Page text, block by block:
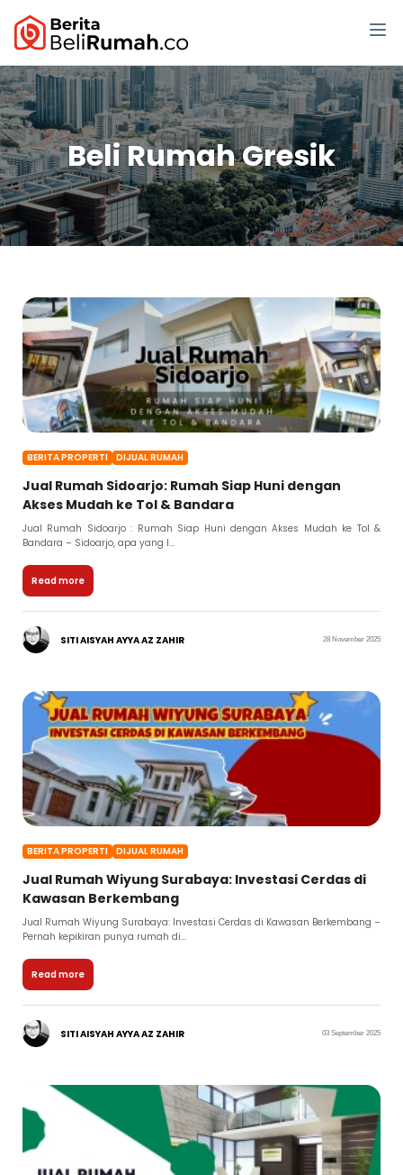
Beli Rumah Gresik
BERITA PROPERTI DIJUAL RUMAH
Jual Rumah Sidoarjo: Rumah Siap Huni dengan
Akses Mudah ke Tol & Bandara
Jual Rumah Sidoarjo : Rumah Siap Huni dengan Akses Mudah ke Tol &
Bandara – Sidoarjo, apa yang l...
Read more
SITI AISYAH AYYA AZ ZAHIR 28 November 2025
BERITA PROPERTI DIJUAL RUMAH
Jual Rumah Wiyung Surabaya: Investasi Cerdas di
Kawasan Berkembang
Jual Rumah Wiyung Surabaya: Investasi Cerdas di Kawasan Berkembang –
Pernah kepikiran punya rumah di...
Read more
SITI AISYAH AYYA AZ ZAHIR 03 September 2025